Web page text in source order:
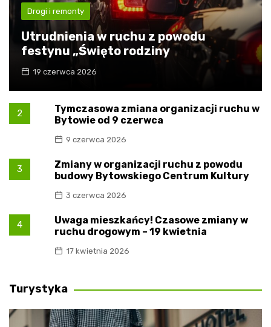
Drogi i remonty
Utrudnienia w ruchu z powodu
festynu „Święto rodziny
19 czerwca 2026
2
Tymczasowa zmiana organizacji ruchu w
Bytowie od 9 czerwca
9 czerwca 2026
3
Zmiany w organizacji ruchu z powodu
budowy Bytowskiego Centrum Kultury
3 czerwca 2026
4
Uwaga mieszkańcy! Czasowe zmiany w
ruchu drogowym – 19 kwietnia
17 kwietnia 2026
Turystyka